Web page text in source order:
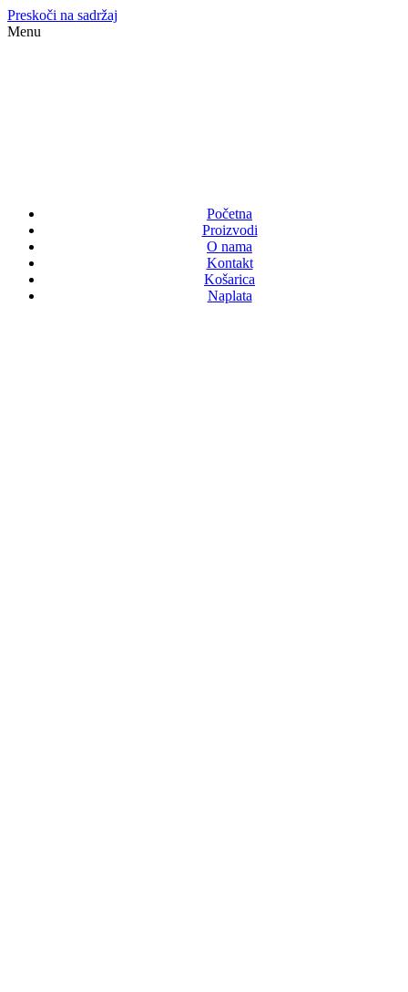
Preskoči na sadržaj
Menu
Početna
Proizvodi
O nama
Kontakt
Košarica
Naplata